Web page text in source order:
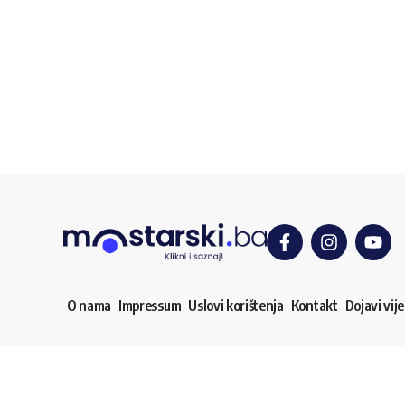
O nama Impressum Uslovi korištenja Kontakt Dojavi